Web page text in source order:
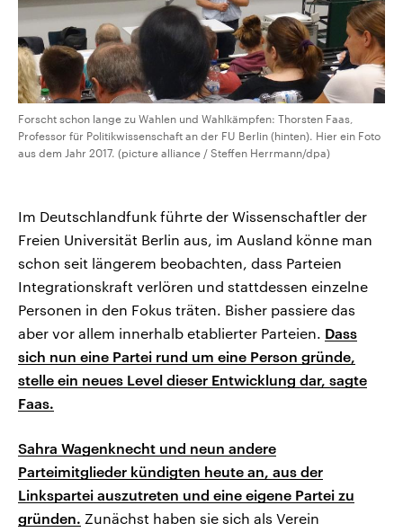
Forscht schon lange zu Wahlen und Wahlkämpfen: Thorsten Faas,
Professor für Politikwissenschaft an der FU Berlin (hinten). Hier ein Foto
aus dem Jahr 2017. (picture alliance / Steffen Herrmann/dpa)
Im Deutschlandfunk führte der Wissenschaftler der
Freien Universität Berlin aus, im Ausland könne man
schon seit längerem beobachten, dass Parteien
Integrationskraft verlören und stattdessen einzelne
Personen in den Fokus träten. Bisher passiere das
aber vor allem innerhalb etablierter Parteien. Dass
sich nun eine Partei rund um eine Person gründe,
stelle ein neues Level dieser Entwicklung dar, sagte
Faas.
Sahra Wagenknecht und neun andere
Parteimitglieder kündigten heute an, aus der
Linkspartei auszutreten und eine eigene Partei zu
gründen. Zunächst haben sie sich als Verein